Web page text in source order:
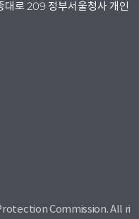
대로 209 정부서울청사 개인
Commission. All ri